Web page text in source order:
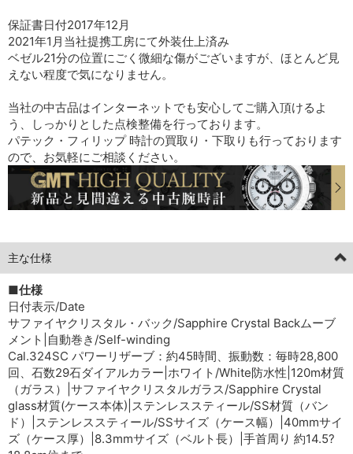
保証書日付2017年12月
2021年1月当社提携工房にて外装仕上済み
ベゼル21分の位置にごく微細な傷がございますが、ほとんど見
えない程度で気になりません。
当社の中古品はインターネットでも安心してご購入頂けるよ
う、しっかりとした点検整備を行っております。
パテック・フィリップ 時計の買取り・下取りも行っております
ので、お気軽にご相談ください。
主な仕様
■仕様
日付表示/Date
サファイヤクリスタル・バック/Sapphire Crystal Backムーブ
メント|自動巻き/Self-winding
Cal.324SC パワーリザーブ：約45時間、振動数：毎時28,800
回、石数29石ダイアルカラー|ホワイト/White防水性|120m材質
（ガラス）|サファイヤクリスタルガラス/Sapphire Crystal
glass材質(ケース本体)|ステンレススティール/SS材質（バン
ド）|ステンレススティール/SSサイズ（ケース幅）|40mmサイ
ズ（ケース厚）|8.3mmサイズ（ベルト長）|手首周り 約14.5?